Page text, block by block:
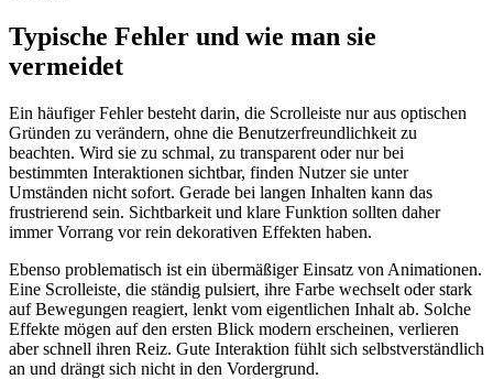
Typische Fehler und wie man sie
vermeidet
Ein häufiger Fehler besteht darin, die Scrolleiste nur aus optischen
Gründen zu verändern, ohne die Benutzerfreundlichkeit zu
beachten. Wird sie zu schmal, zu transparent oder nur bei
bestimmten Interaktionen sichtbar, finden Nutzer sie unter
Umständen nicht sofort. Gerade bei langen Inhalten kann das
frustrierend sein. Sichtbarkeit und klare Funktion sollten daher
immer Vorrang vor rein dekorativen Effekten haben.
Ebenso problematisch ist ein übermäßiger Einsatz von Animationen.
Eine Scrolleiste, die ständig pulsiert, ihre Farbe wechselt oder stark
auf Bewegungen reagiert, lenkt vom eigentlichen Inhalt ab. Solche
Effekte mögen auf den ersten Blick modern erscheinen, verlieren
aber schnell ihren Reiz. Gute Interaktion fühlt sich selbstverständlich
an und drängt sich nicht in den Vordergrund.